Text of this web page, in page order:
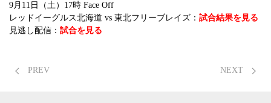
9月11日（土）17時 Face Off
レッドイーグルス北海道 vs 東北フリーブレイズ： 試合結果を見る
見逃し配信： 試合を見る
PREV NEXT